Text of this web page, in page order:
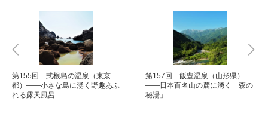
第155回 式根島の温泉（東京
都）――小さな島に湧く野趣あふ
れる露天風呂
第157回 飯豊温泉（山形県）
――日本百名山の麓に湧く「森の
秘湯」